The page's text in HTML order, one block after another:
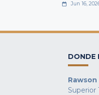
Jun 16,
DONDE
Rawson
Superior